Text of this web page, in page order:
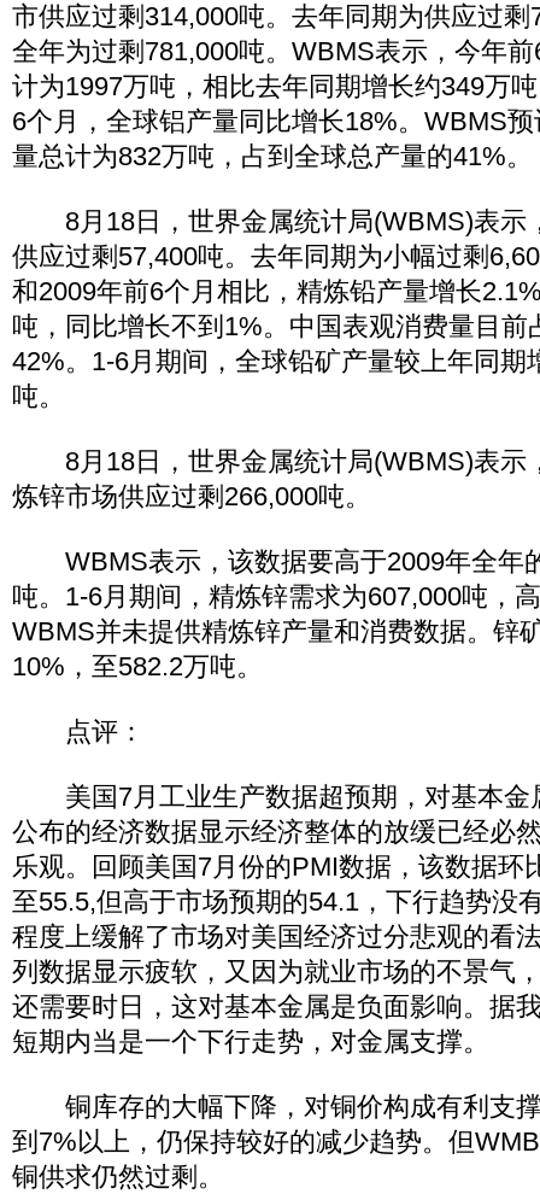
市供应过剩314,000吨。去年同期为供应过剩
全年为过剩781,000吨。WBMS表示，今年
计为1997万吨，相比去年同期增长约349万
6个月，全球铝产量同比增长18%。WBMS
量总计为832万吨，占到全球总产量的41%。
8月18日，世界金属统计局(WBMS)表示
供应过剩57,400吨。去年同期为小幅过剩
和2009年前6个月相比，精炼铅产量增长
吨，同比增长不到1%。中国表观消费量目前
42%。1-6月期间，全球铅矿产量较上年同期
吨。
8月18日，世界金属统计局(WBMS)表示
炼锌市场供应过剩266,000吨。
WBMS表示，该数据要高于2009年全年
吨。1-6月期间，精炼锌需求为607,000吨，
WBMS并未提供精炼锌产量和消费数据。锌
10%，至582.2万吨。
点评：
美国7月工业生产数据超预期，对基本金
公布的经济数据显示经济整体的放缓已经必
乐观。回顾美国7月份的PMI数据，该数据环
至55.5,但高于市场预期的54.1，下行趋势没
程度上缓解了市场对美国经济过分悲观的看
列数据显示疲软，又因为就业市场的不景气
还需要时日，这对基本金属是负面影响。据
短期内当是一个下行走势，对金属支撑。
铜库存的大幅下降，对铜价构成有利支
到7%以上，仍保持较好的减少趋势。但
铜供求仍然过剩。